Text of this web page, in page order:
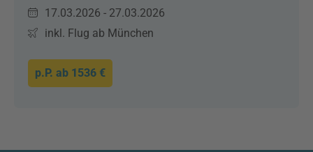
17.03.2026 - 27.03.2026
inkl. Flug ab München
p.P. ab 1536 €